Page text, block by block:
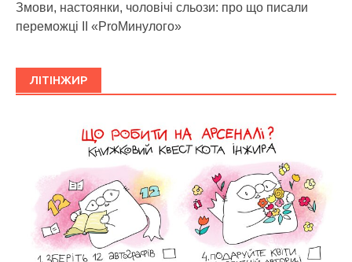
Змови, настоянки, чоловічі сльози: про що писали
переможці ІІ «ProМинулого»
ЛІТІНЖИР